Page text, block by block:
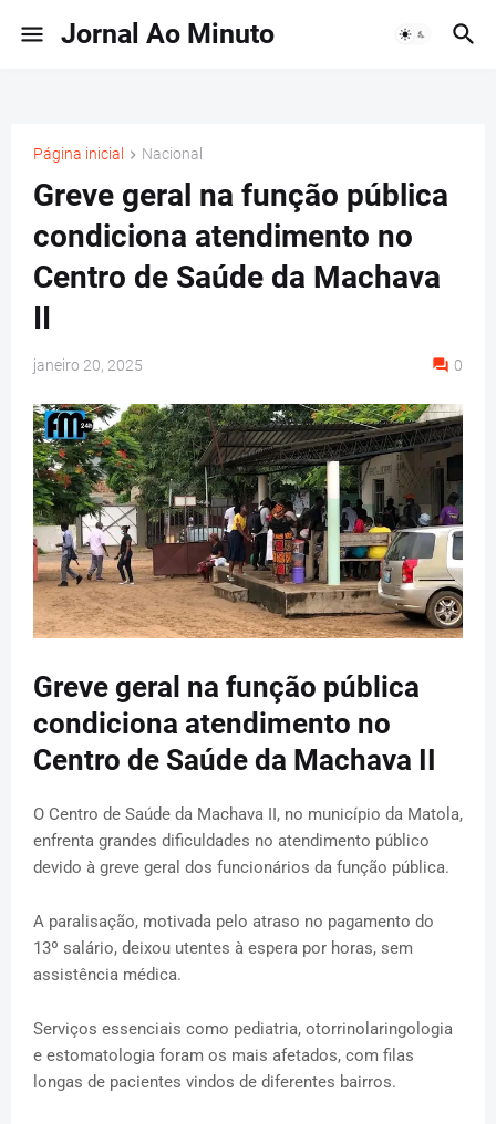
Jornal Ao Minuto
Página inicial Nacional
Greve geral na função pública
condiciona atendimento no
Centro de Saúde da Machava
II
janeiro 20, 2025 0
Greve geral na função pública
condiciona atendimento no
Centro de Saúde da Machava II
O Centro de Saúde da Machava II, no município da Matola,
enfrenta grandes dificuldades no atendimento público
devido à greve geral dos funcionários da função pública.
A paralisação, motivada pelo atraso no pagamento do
13º salário, deixou utentes à espera por horas, sem
assistência médica.
Serviços essenciais como pediatria, otorrinolaringologia
e estomatologia foram os mais afetados, com filas
longas de pacientes vindos de diferentes bairros.